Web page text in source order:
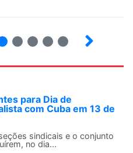
para Dia de
com Cuba em 13 de
sindicais e o conjunto
no dia...